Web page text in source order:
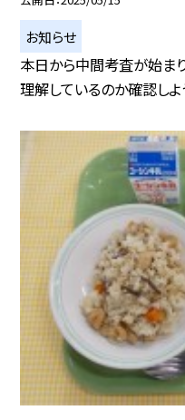
お知らせ
本日から中間考査が始ま
理解しているのか確認しよ